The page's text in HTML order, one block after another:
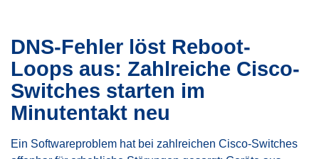
DNS-Fehler löst Reboot-
Loops aus: Zahlreiche Cisco-
Switches starten im
Minutentakt neu
Ein Softwareproblem hat bei zahlreichen Cisco-Switches